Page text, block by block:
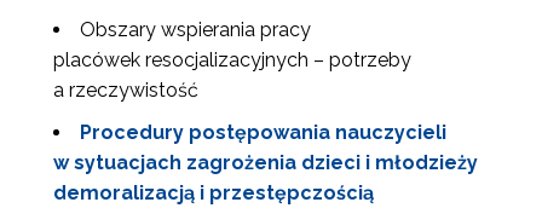
Obszary wspierania pracy
placówek resocjalizacyjnych – potrzeby
a rzeczywistość
Procedury postępowania nauczycieli
w sytuacjach zagrożenia dzieci i młodzieży
demoralizacją i przestępczością